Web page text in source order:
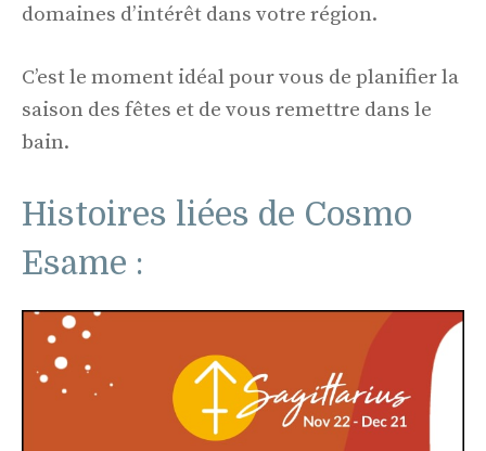
domaines d’intérêt dans votre région.
C’est le moment idéal pour vous de planifier la
saison des fêtes et de vous remettre dans le
bain.
Histoires liées de Cosmo
Esame :